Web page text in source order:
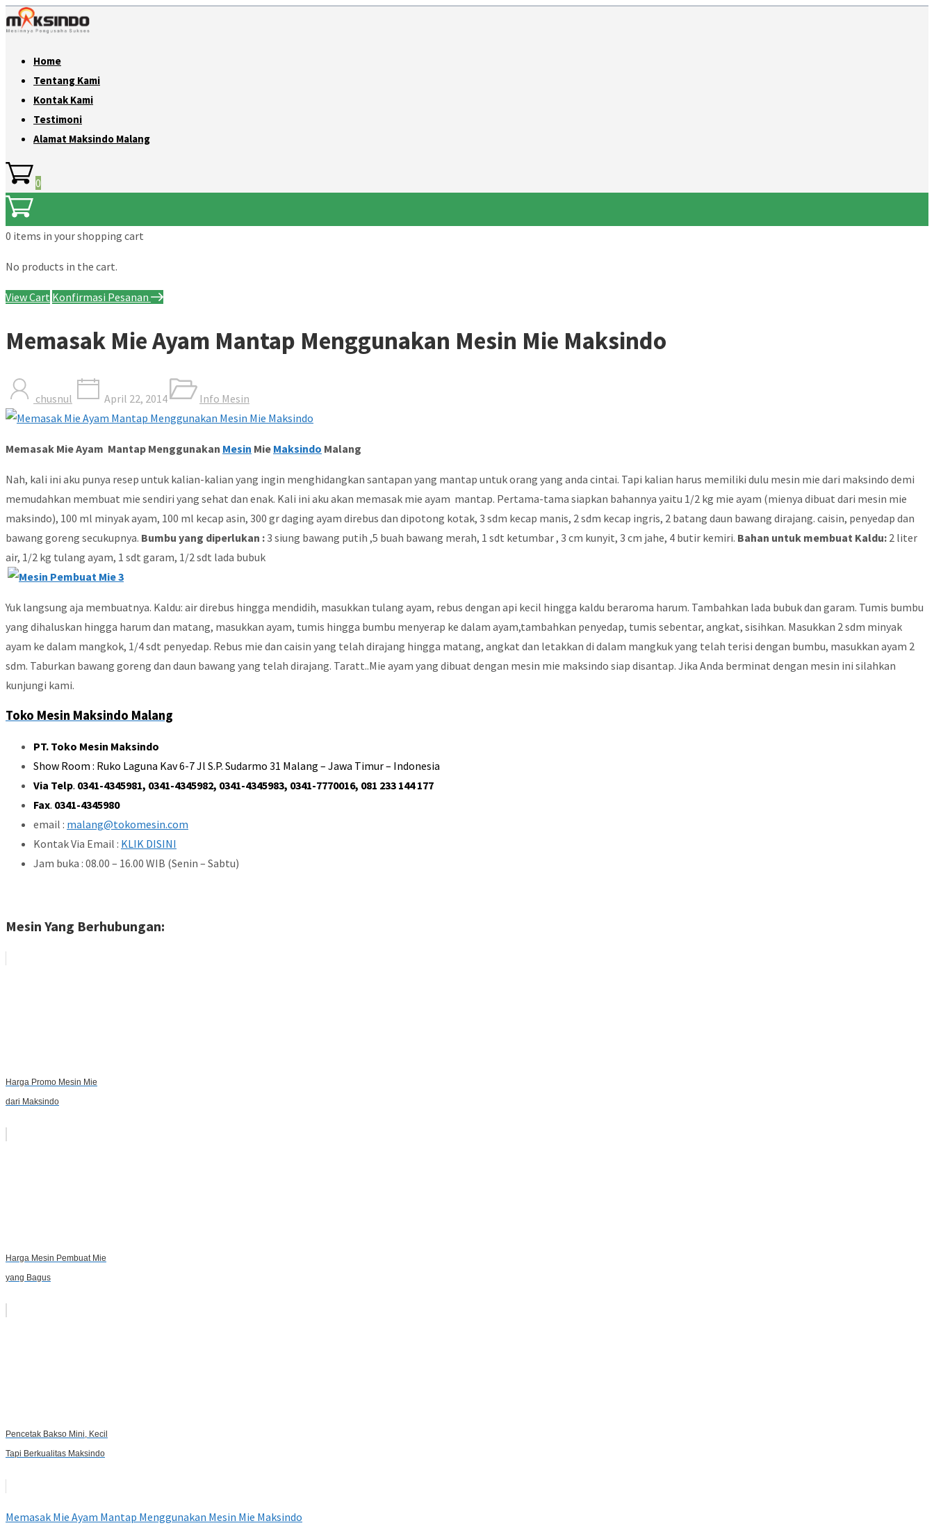
Home
Tentang Kami
Kontak Kami
Testimoni
Alamat Maksindo Malang
0
0 items in your shopping cart
No products in the cart.
View Cart Konfirmasi Pesanan
Memasak Mie Ayam Mantap Menggunakan Mesin Mie Maksindo
chusnul April 22, 2014 Info Mesin
Memasak Mie Ayam Mantap Menggunakan Mesin Mie Maksindo Malang
Nah, kali ini aku punya resep untuk kalian-kalian yang ingin menghidangkan santapan yang mantap untuk orang yang anda cintai. Tapi kalian harus memiliki dulu mesin mie dari maksindo demi
memudahkan membuat mie sendiri yang sehat dan enak. Kali ini aku akan memasak mie ayam mantap. Pertama-tama siapkan bahannya yaitu 1/2 kg mie ayam (mienya dibuat dari mesin mie
maksindo), 100 ml minyak ayam, 100 ml kecap asin, 300 gr daging ayam direbus dan dipotong kotak, 3 sdm kecap manis, 2 sdm kecap ingris, 2 batang daun bawang dirajang. caisin, penyedap dan
bawang goreng secukupnya. Bumbu yang diperlukan :3 siung bawang putih ,5 buah bawang merah, 1 sdt ketumbar , 3 cm kunyit, 3 cm jahe, 4 butir kemiri. Bahan untuk membuat Kaldu: 2 liter
air, 1/2 kg tulang ayam, 1 sdt garam, 1/2 sdt lada bubuk
Yuk langsung aja membuatnya. Kaldu: air direbus hingga mendidih, masukkan tulang ayam, rebus dengan api kecil hingga kaldu beraroma harum. Tambahkan lada bubuk dan garam. Tumis bumbu
yang dihaluskan hingga harum dan matang, masukkan ayam, tumis hingga bumbu menyerap ke dalam ayam,tambahkan penyedap, tumis sebentar, angkat, sisihkan. Masukkan 2 sdm minyak
ayam ke dalam mangkok, 1/4 sdt penyedap. Rebus mie dan caisin yang telah dirajang hingga matang, angkat dan letakkan di dalam mangkuk yang telah terisi dengan bumbu, masukkan ayam 2
sdm. Taburkan bawang goreng dan daun bawang yang telah dirajang. Taratt..Mie ayam yang dibuat dengan mesin mie maksindo siap disantap. Jika Anda berminat dengan mesin ini silahkan
kunjungi kami.
Toko Mesin Maksindo Malang
PT. Toko Mesin Maksindo
Show Room : Ruko Laguna Kav 6-7 Jl S.P. Sudarmo 31 Malang – Jawa Timur – Indonesia
Via Telp. 0341-4345981, 0341-4345982, 0341-4345983, 0341-7770016, 081 233 144 177
Fax. 0341-4345980
email : malang@tokomesin.com
Kontak Via Email : KLIK DISINI
Jam buka : 08.00 – 16.00 WIB (Senin – Sabtu)
Mesin Yang Berhubungan:
Harga Promo Mesin Mie
dari Maksindo
Harga Mesin Pembuat Mie
yang Bagus
Pencetak Bakso Mini, Kecil
Tapi Berkualitas Maksindo
Memasak Mie Ayam Mantap Menggunakan Mesin Mie Maksindo